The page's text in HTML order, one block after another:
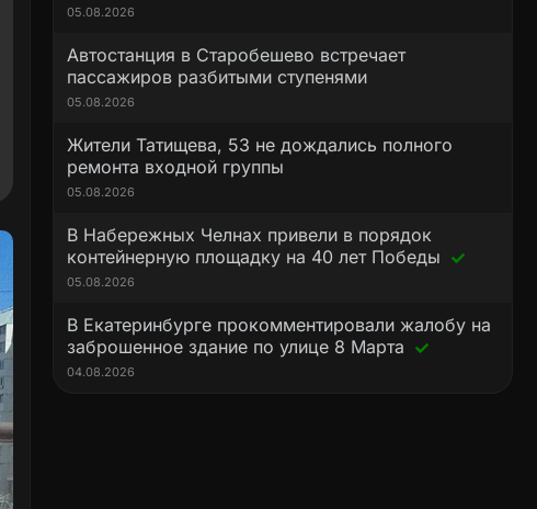
05.08.2026
Автостанция в Старобешево встречает
пассажиров разбитыми ступенями
05.08.2026
Жители Татищева, 53 не дождались полного
ремонта входной группы
05.08.2026
В Набережных Челнах привели в порядок
контейнерную площадку на 40 лет Победы
05.08.2026
В Екатеринбурге прокомментировали жалобу на
заброшенное здание по улице 8 Марта
04.08.2026